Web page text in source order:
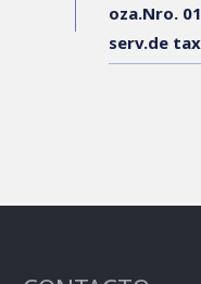
oza.Nro.
serv.de